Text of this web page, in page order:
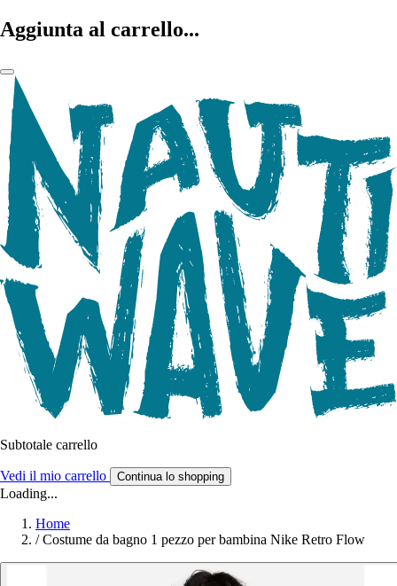
Aggiunta al carrello...
Subtotale carrello
Vedi il mio carrello Continua lo shopping
Loading...
Home
/ Costume da bagno 1 pezzo per bambina Nike Retro Flow